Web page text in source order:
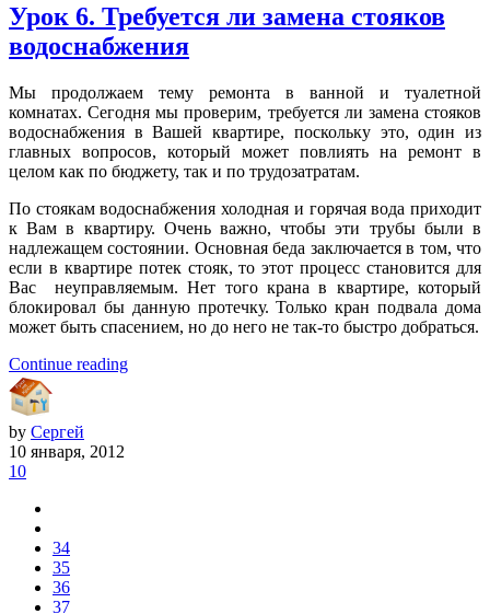
Урок 6. Требуется ли замена стояков
водоснабжения
Мы продолжаем тему ремонта в ванной и туалетной
комнатах. Сегодня мы проверим, требуется ли замена стояков
водоснабжения в Вашей квартире, поскольку это, один из
главных вопросов, который может повлиять на ремонт в
целом как по бюджету, так и по трудозатратам.
По стоякам водоснабжения холодная и горячая вода приходит
к Вам в квартиру. Очень важно, чтобы эти трубы были в
надлежащем состоянии. Основная беда заключается в том, что
если в квартире потек стояк, то этот процесс становится для
Вас неуправляемым. Нет того крана в квартире, который
блокировал бы данную протечку. Только кран подвала дома
может быть спасением, но до него не так-то быстро добраться.
Continue reading
by Сергей
10 января, 2012
10
34
35
36
37